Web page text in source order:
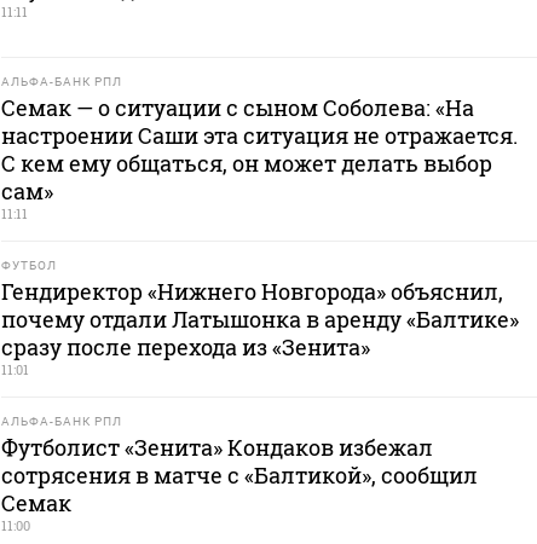
11:11
АЛЬФА-БАНК РПЛ
Семак — о ситуации с сыном Соболева: «На
настроении Саши эта ситуация не отражается.
С кем ему общаться, он может делать выбор
сам»
11:11
ФУТБОЛ
Гендиректор «Нижнего Новгорода» объяснил,
почему отдали Латышонка в аренду «Балтике»
сразу после перехода из «Зенита»
11:01
АЛЬФА-БАНК РПЛ
Футболист «Зенита» Кондаков избежал
сотрясения в матче с «Балтикой», сообщил
Семак
11:00